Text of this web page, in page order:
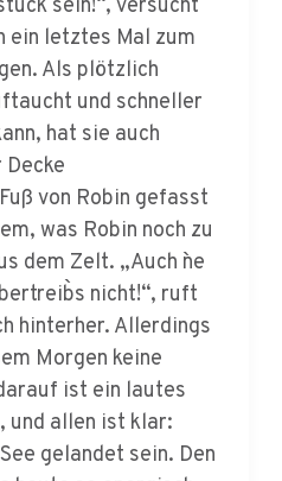
Als plötzlich
und schneller
hat sie auch
von Robin gefasst
was Robin noch zu
dem Zelt. „Auch `ne
nicht!“, ruft
hinterher. Allerdings
Morgen keine
ist ein lautes
und allen ist klar:
gelandet sein. Den
heute so energisch
verkündet, nämlich,